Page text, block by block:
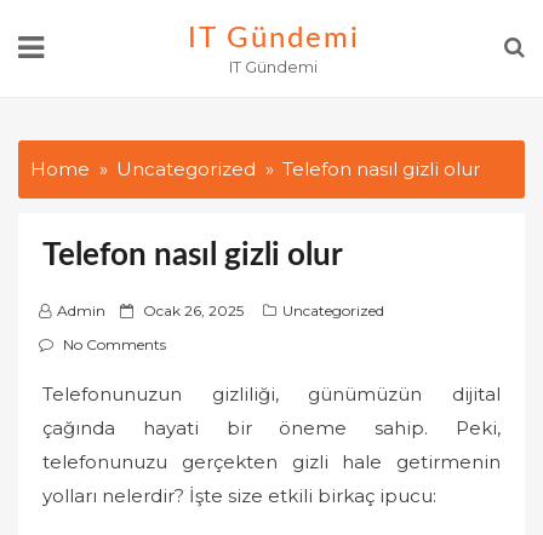
IT Gündemi
IT Gündemi
Home Uncategorized Telefon nasıl gizli olur
Telefon nasıl gizli olur
Admin
P
o
t
d
Ocak 26, 2025
Uncategorized
No Comments
Telefonunuzun gizliliği, günümüzün dijital
çağında hayati bir öneme sahip. Peki,
telefonunuzu gerçekten gizli hale getirmenin
yolları nelerdir? İşte size etkili birkaç ipucu: